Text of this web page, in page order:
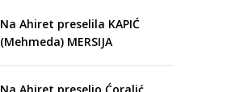
Na Ahiret preselila KAPIĆ
(Mehmeda) MERSIJA